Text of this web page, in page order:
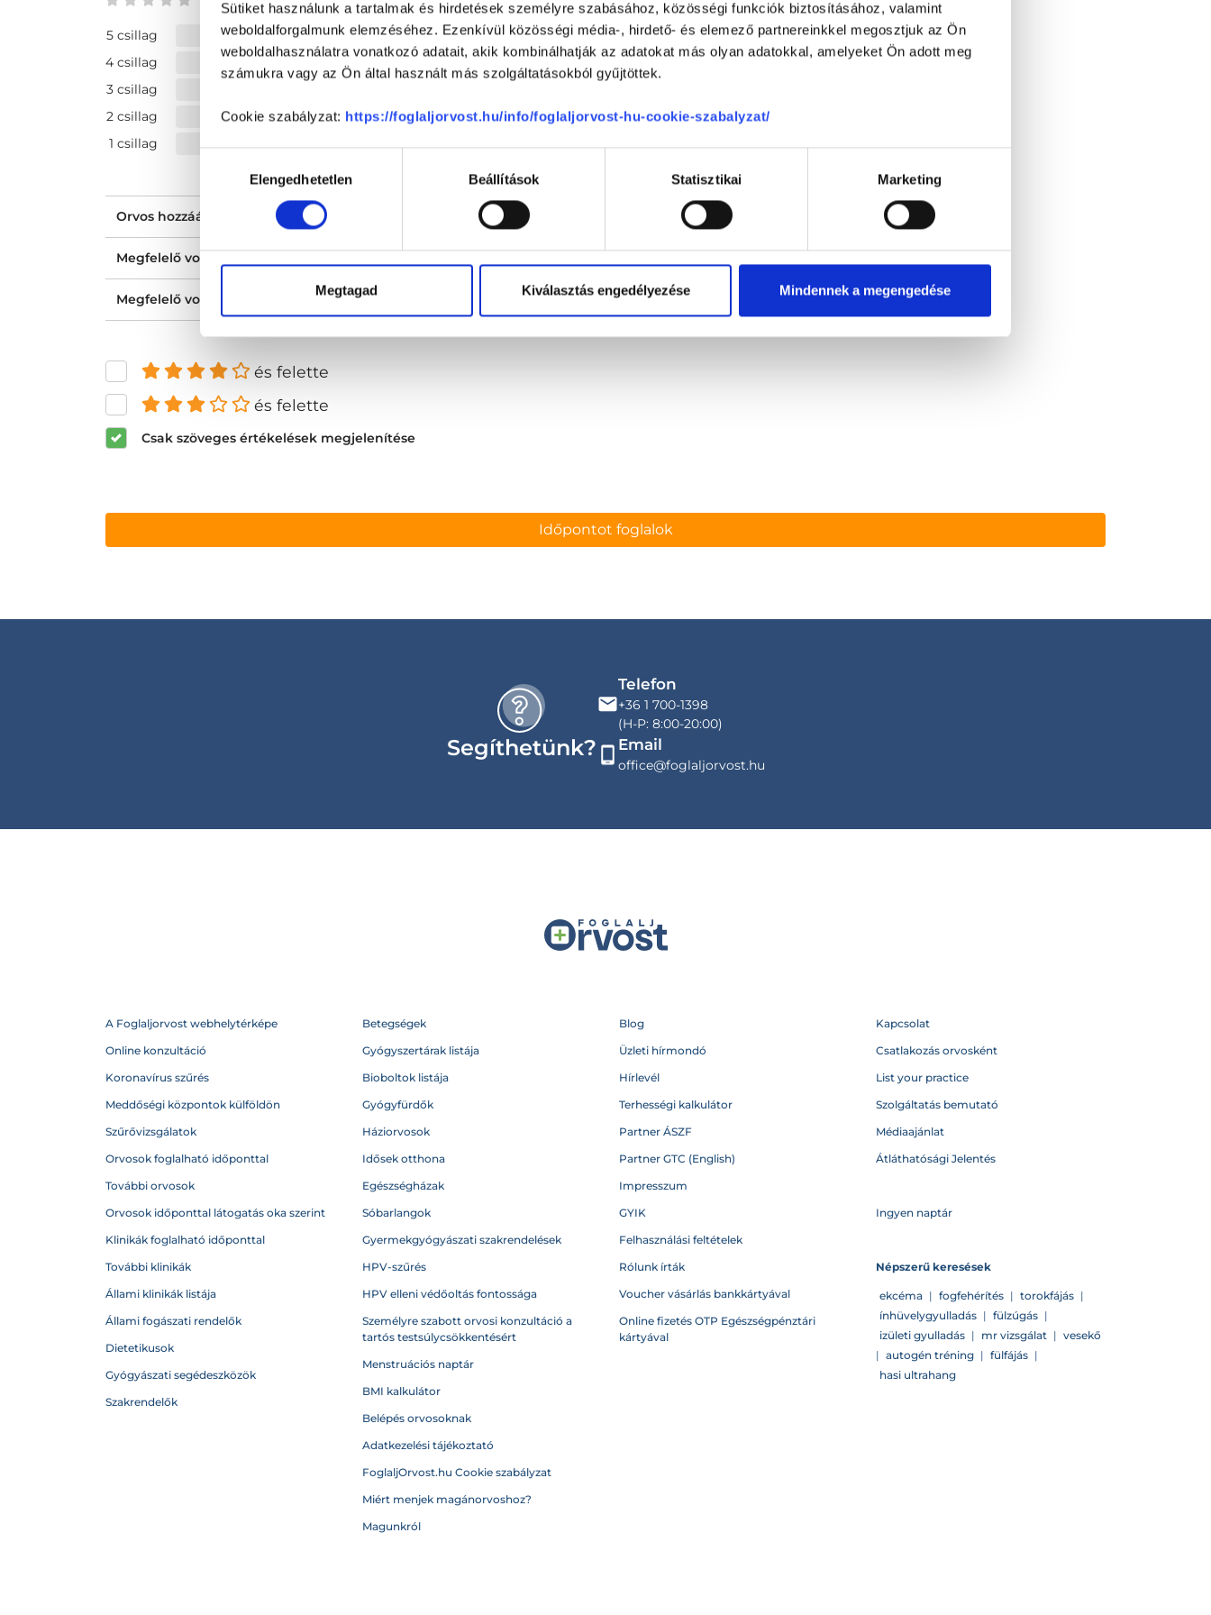
Sütiket használunk a tartalmak és hirdetések személyre szabásához, közösségi funkciók biztosításához, valamint
weboldalforgalmunk elemzéséhez. Ezenkívül közösségi média-, hirdető- és elemező partnereinkkel megosztjuk az Ön
weboldalhasználatra vonatkozó adatait, akik kombinálhatják az adatokat más olyan adatokkal, amelyeket Ön adott meg
számukra vagy az Ön által használt más szolgáltatásokból gyűjtöttek.
Cookie szabályzat: https://foglaljorvost.hu/info/foglaljorvost-hu-cookie-szabalyzat/
kiválasztásaElengedhetetlen Beállítások Statisztikai Marketing
Megtagad Kiválasztás engedélyezése Mindennek a megengedése
5 csillag
0 %
4 csillag
0 %
3 csillag
2 csillag
0 %
1 csillag
0 %
Orvos hozzáállása, figyelmessége, kedvessége
Megfelelő volt a tájékoztatásod?
Megfelelő volt az ellátásod?
és felette
és felette
Csak szöveges értékelések megjelenítése
Időpontot foglalok
Segíthetünk?
Telefon
+36 1 700-1398
(H-P: 8:00-20:00)
Email
office@foglaljorvost.hu
A Foglaljorvost webhelytérképe
Online konzultáció
Koronavírus szűrés
Meddőségi központok külföldön
Szűrővizsgálatok
Orvosok foglalható időponttal
További orvosok
Orvosok időponttal látogatás oka szerint
Klinikák foglalható időponttal
További klinikák
Állami klinikák listája
Állami fogászati rendelők
Dietetikusok
Gyógyászati segédeszközök
Szakrendelők
Betegségek
Gyógyszertárak listája
Bioboltok listája
Gyógyfürdők
Háziorvosok
Idősek otthona
Egészségházak
Sóbarlangok
Gyermekgyógyászati szakrendelések
HPV-szűrés
HPV elleni védőoltás fontossága
Személyre szabott orvosi konzultáció a
tartós testsúlycsökkentésért
Menstruációs naptár
BMI kalkulátor
Belépés orvosoknak
Adatkezelési tájékoztató
FoglaljOrvost.hu Cookie szabályzat
Miért menjek magánorvoshoz?
Magunkról
Blog
Üzleti hírmondó
Hírlevél
Terhességi kalkulátor
Partner ÁSZF
Partner GTC (English)
Impresszum
GYIK
Felhasználási feltételek
Rólunk írták
Voucher vásárlás bankkártyával
Online fizetés OTP Egészségpénztári
kártyával
Kapcsolat
Csatlakozás orvosként
List your practice
Szolgáltatás bemutató
Médiaajánlat
Átláthatósági Jelentés
Ingyen naptár
Népszerű keresések
ekcéma | fogfehérítés | torokfájás |
ínhüvelygyulladás | fülzúgás |
izületi gyulladás | mr vizsgálat | vesekő
| autogén tréning | fülfájás |
hasi ultrahang